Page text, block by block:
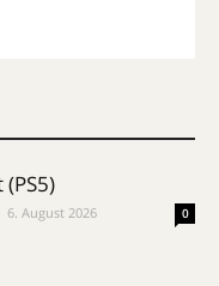
6. August 2026 0